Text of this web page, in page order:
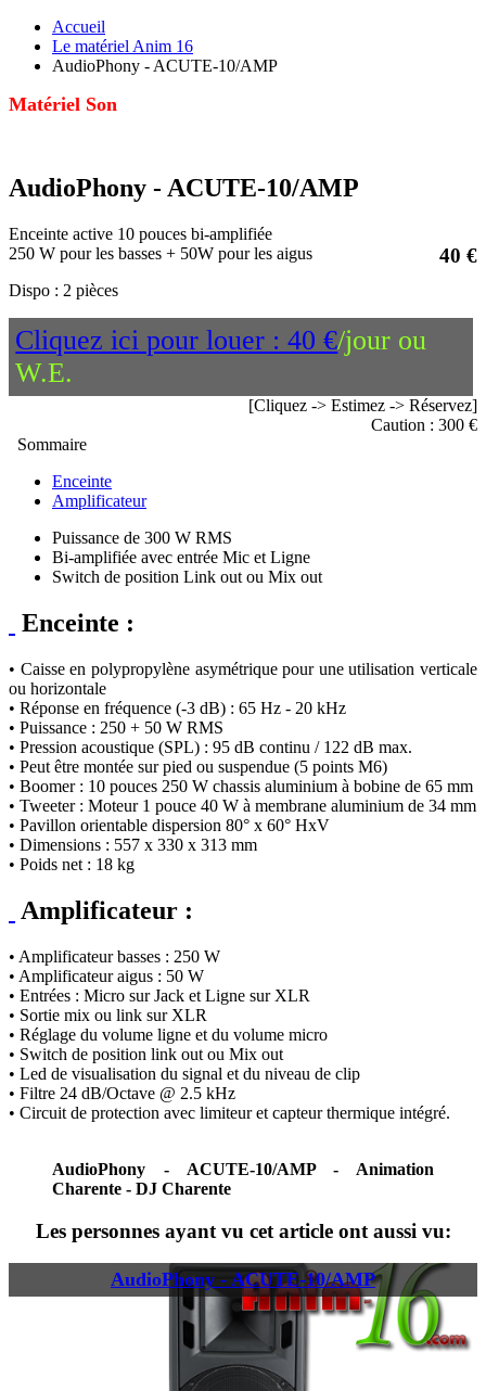
Accueil
Le matériel Anim 16
AudioPhony - ACUTE-10/AMP
Matériel Son
AudioPhony - ACUTE-10/AMP
40 €
Enceinte active 10 pouces bi-amplifiée
250 W pour les basses + 50W pour les aigus
Dispo : 2 pièces
Cliquez ici pour louer : 40 €/jour ou
W.E.
[Cliquez -> Estimez -> Réservez]
Caution : 300 €
Sommaire
Enceinte
Amplificateur
Puissance de 300 W RMS
Bi-amplifiée avec entrée Mic et Ligne
Switch de position Link out ou Mix out
Enceinte :
• Caisse en polypropylène asymétrique pour une utilisation verticale
ou horizontale
• Réponse en fréquence (-3 dB) : 65 Hz - 20 kHz
• Puissance : 250 + 50 W RMS
• Pression acoustique (SPL) : 95 dB continu / 122 dB max.
• Peut être montée sur pied ou suspendue (5 points M6)
• Boomer : 10 pouces 250 W chassis aluminium à bobine de 65 mm
• Tweeter : Moteur 1 pouce 40 W à membrane aluminium de 34 mm
• Pavillon orientable dispersion 80° x 60° HxV
• Dimensions : 557 x 330 x 313 mm
• Poids net : 18 kg
Amplificateur :
• Amplificateur basses : 250 W
• Amplificateur aigus : 50 W
• Entrées : Micro sur Jack et Ligne sur XLR
• Sortie mix ou link sur XLR
• Réglage du volume ligne et du volume micro
• Switch de position link out ou Mix out
• Led de visualisation du signal et du niveau de clip
• Filtre 24 dB/Octave @ 2.5 kHz
• Circuit de protection avec limiteur et capteur thermique intégré.
AudioPhony - ACUTE-10/AMP - Animation
Charente - DJ Charente
Les personnes ayant vu cet article ont aussi vu:
AudioPhony - ACUTE-10/AMP